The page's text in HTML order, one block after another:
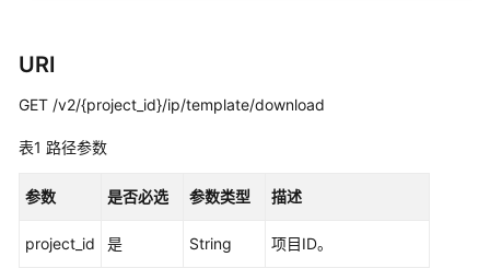
户）
用
指
（管
员）
URI
GET /v2/{project_id}/ip/template/download
表1 路径参数
参数 是否必选 参数类型 描述
project_id 是 String 项目ID。